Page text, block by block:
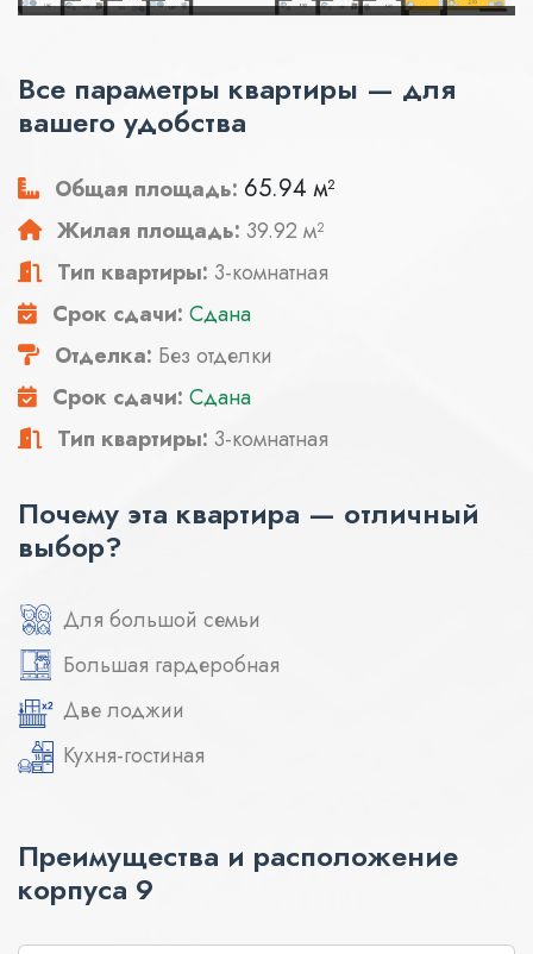
Все параметры квартиры — для
вашего удобства
Общая площадь: 65.94 м²
Жилая площадь: 39.92 м²
Тип квартиры: 3-комнатная
Срок сдачи: Сдана
Отделка: Без отделки
Срок сдачи: Сдана
Тип квартиры: 3-комнатная
Почему эта квартира — отличный
выбор?
Для большой семьи
Большая гардеробная
Две лоджии
Кухня-гостиная
Преимущества и расположение
корпуса 9